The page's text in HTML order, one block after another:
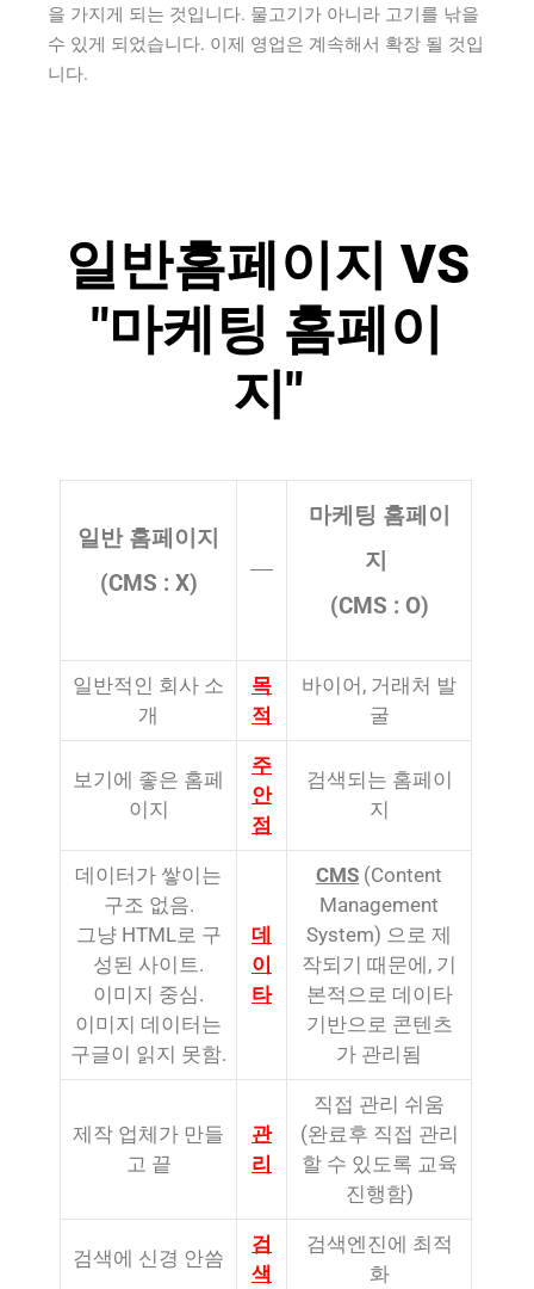
을 가지게 되는 것입니다. 물고기가 아니라 고기를 낚을
수 있게 되었습니다. 이제 영업은 계속해서 확장 될 것입
니다.
일반홈페이지 VS
"마케팅 홈페이
지"
일반 홈페이지
(CMS : X)
마케팅 홈페이
지
(CMS : O)
일반적인 회사 소
개
목
적
바이어, 거래처 발
굴
보기에 좋은 홈페
이지
주
안
점
검색되는 홈페이
지
데이터가 쌓이는
구조 없음.
그냥 HTML로 구
성된 사이트.
이미지 중심.
이미지 데이터는
구글이 읽지 못함.
데
이
타
CMS (Content
Management
System) 으로 제
작되기 때문에, 기
본적으로 데이타
기반으로 콘텐츠
가 관리됨
제작 업체가 만들
고 끝
관
리
직접 관리 쉬움
(완료후 직접 관리
할 수 있도록 교육
진행함)
검색에 신경 안씀
검
색
검색엔진에 최적
화